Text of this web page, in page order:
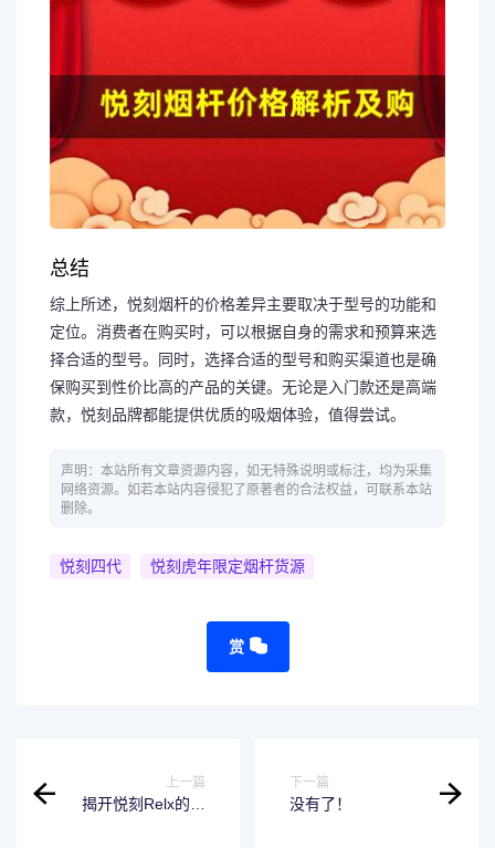
总结
综上所述，悦刻烟杆的价格差异主要取决于型号的功能和
定位。消费者在购买时，可以根据自身的需求和预算来选
择合适的型号。同时，选择合适的型号和购买渠道也是确
保购买到性价比高的产品的关键。无论是入门款还是高端
款，悦刻品牌都能提供优质的吸烟体验，值得尝试。
声明：本站所有文章资源内容，如无特殊说明或标注，均为采集
网络资源。如若本站内容侵犯了原著者的合法权益，可联系本站
删除。
悦刻四代 悦刻虎年限定烟杆货源
赏
上一篇
揭开悦刻Relx的五
下一篇
没有了！